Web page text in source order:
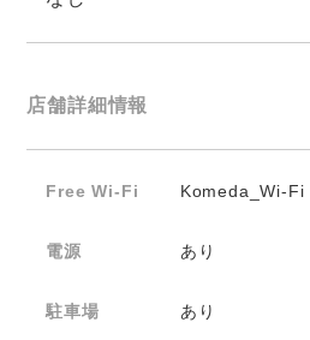
店舗詳細情報
Free Wi-Fi Komeda_Wi-Fi
電源 あり
駐車場 あり